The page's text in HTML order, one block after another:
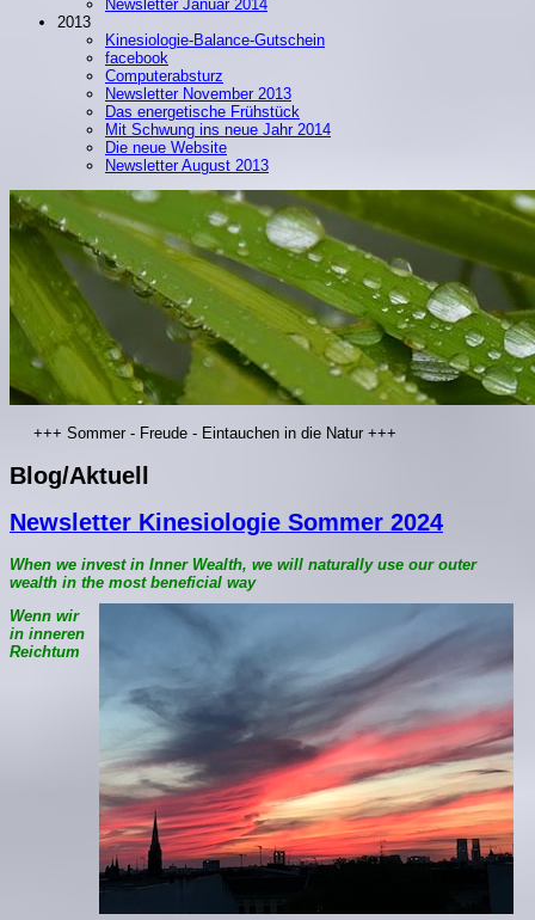
Newsletter Januar 2014
2013
Kinesiologie-Balance-Gutschein
facebook
Computerabsturz
Newsletter November 2013
Das energetische Frühstück
Mit Schwung ins neue Jahr 2014
Die neue Website
Newsletter August 2013
+++ Sommer - Freude - Eintauchen in die Natur +++
Blog/Aktuell
Newsletter Kinesiologie Sommer 2024
When we invest in Inner Wealth, we will naturally use our outer
wealth in the most beneficial way
Wenn wir
in inneren
Reichtum